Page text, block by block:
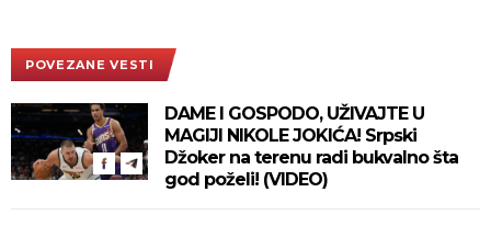
POVEZANE VESTI
DAME I GOSPODO, UŽIVAJTE U
MAGIJI NIKOLE JOKIĆA! Srpski
Džoker na terenu radi bukvalno šta
god poželi! (VIDEO)